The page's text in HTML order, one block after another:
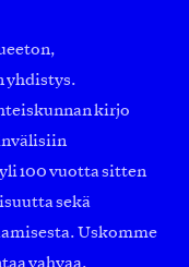
yhdistys.
kirjo
100 vuotta sitten
sekä
Uskomme
vahvaa,